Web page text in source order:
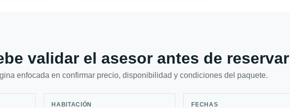
validar el asesor antes de reservar
enfocada en confirmar precio, disponibilidad y condiciones del paquete.
HABITACIÓN FECHAS